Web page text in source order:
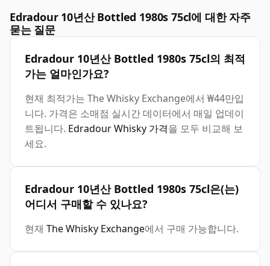
Edradour 10년산 Bottled 1980s 75cl에 대한 자주
묻는 질문
Edradour 10년산 Bottled 1980s 75cl의 최적
가는 얼마인가요?
현재 최적가는 The Whisky Exchange에서 ₩44만입
니다. 가격은 소매점 실시간 데이터에서 매일 업데이
트됩니다. Edradour Whisky 가격을 모두 비교해 보
세요.
Edradour 10년산 Bottled 1980s 75cl은(는)
어디서 구매할 수 있나요?
현재 The Whisky Exchange에서 구매 가능합니다.